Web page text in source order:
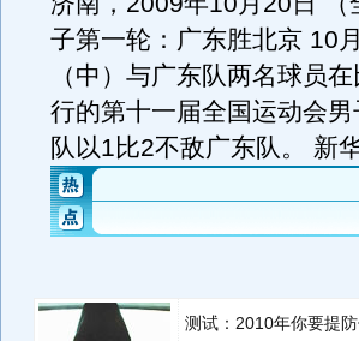
子第一轮：广东胜北京 10
（中）与广东队两名球员
行的第十一届全国运动会
队以1比2不敌广东队。 新
测试：2010年你要提